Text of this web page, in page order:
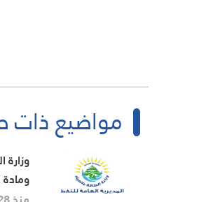
مواضيع ذات
وزارة
ومادة